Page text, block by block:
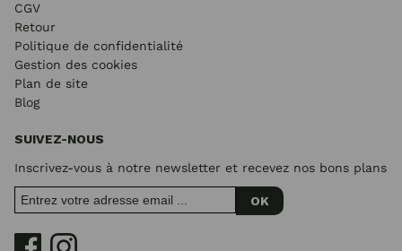
CGV
Retour
Politique de confidentialité
Gestion des cookies
Plan de site
Blog
SUIVEZ-NOUS
Inscrivez-vous à notre newsletter et recevez nos bons plans
OK